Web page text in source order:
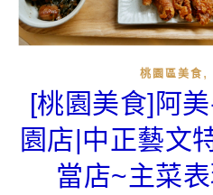
桃園區美食 ,
[桃園美食]阿
園店|中正藝文
當店~主菜